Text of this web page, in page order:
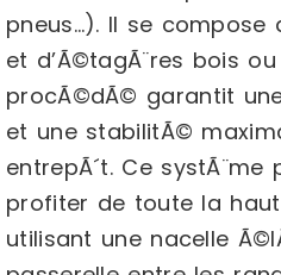
pneus…). Il se compose
et d’Ã©tagÃ¨res bois
procÃ©dÃ© garantit
et une stabilitÃ©
entrepÃ´t. Ce
profiter de toute la
utilisant une nacelle